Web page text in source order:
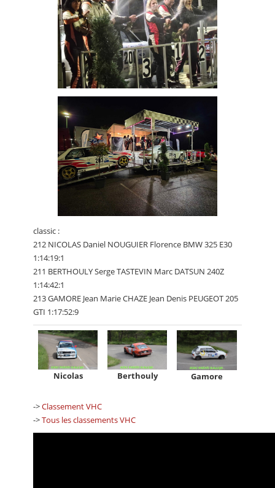
classic :
212 NICOLAS Daniel NOUGUIER Florence BMW 325 E30
1:14:19:1
211 BERTHOULY Serge TASTEVIN Marc DATSUN 240Z
1:14:42:1
213 GAMORE Jean Marie CHAZE Jean Denis PEUGEOT 205
GTI 1:17:52:9
Nicolas Berthouly Gamore
->Classement VHC
->Tous les classements VHC